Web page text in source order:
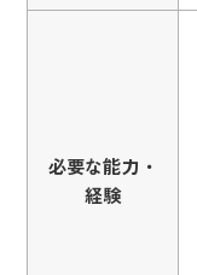
必要な能力・
経験